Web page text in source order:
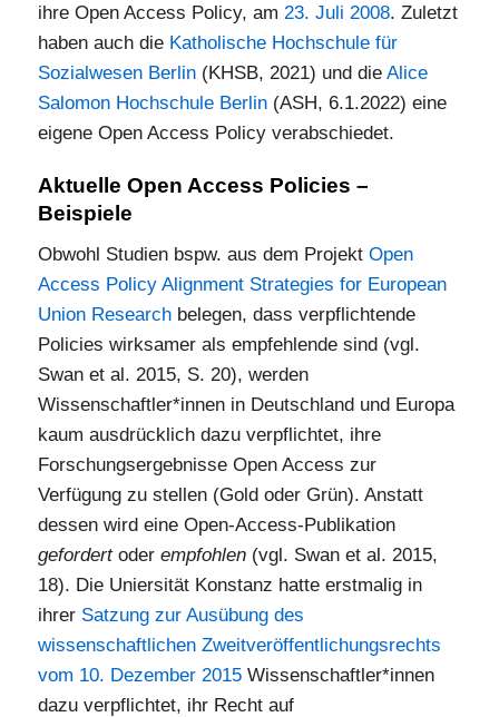
ihre Open Access Policy, am 23. Juli 2008. Zuletzt
haben auch die Katholische Hochschule für
Sozialwesen Berlin (KHSB, 2021) und dieAlice
Salomon Hochschule Berlin (ASH, 6.1.2022) eine
eigene Open Access Policy verabschiedet.
Aktuelle Open Access Policies –
Beispiele
Obwohl Studien bspw. aus dem Projekt Open
Access Policy Alignment Strategies for European
Union Research belegen, dass verpflichtende
Policies wirksamer als empfehlende sind (vgl.
Swan et al. 2015, S. 20), werden
Wissenschaftler*innen in Deutschland und Europa
kaum ausdrücklich dazu verpflichtet, ihre
Forschungsergebnisse Open Access zur
Verfügung zu stellen (Gold oder Grün). Anstatt
dessen wird eine Open-Access-Publikation
gefordertoderempfohlen (vgl. Swan et al. 2015,
18). Die Uniersität Konstanz hatte erstmalig in
ihrer Satzung zur Ausübung des
wissenschaftlichen Zweitveröffentlichungsrechts
vom 10. Dezember 2015 Wissenschaftler*innen
dazu verpflichtet, ihr Recht auf